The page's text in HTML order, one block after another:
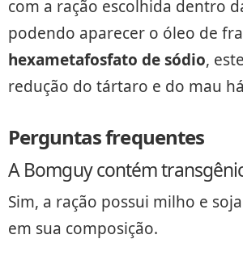
com a ração escolhida dentro
podendo aparecer o óleo de
hexametafosfato de sódio,
redução do tártaro e do mau
Perguntas frequentes
A Bomguy contém
Sim, a ração possui milho e
em sua composição.